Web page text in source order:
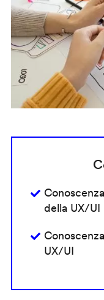
della UX/UI
UX/UI